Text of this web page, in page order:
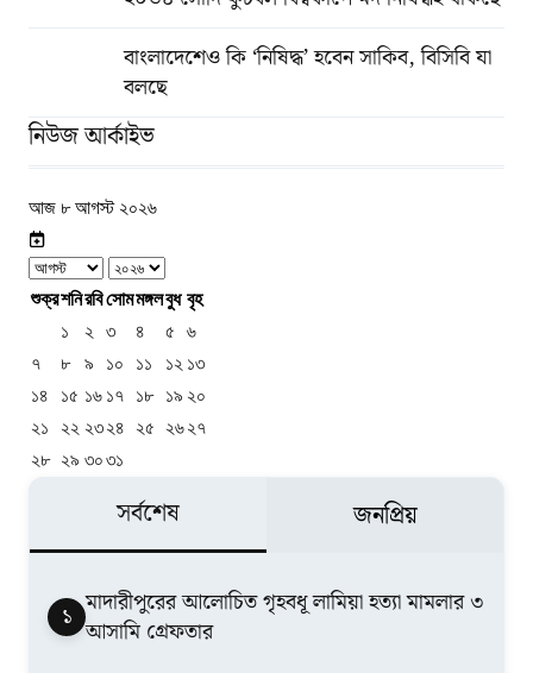
বাংলাদেশেও কি ‘নিষিদ্ধ’ হবেন সাকিব, বিসিবি যা
বলছে
নিউজ আর্কাইভ
আজ ৮ আগস্ট ২০২৬
শুক্রশনিরবিসোমমঙ্গলবুধ বৃহ
১
২ ৩ ৪ ৫
৬
৭
৮ ৯ ১০ ১১ ১২ ১৩
১৪
১৫ ১৬ ১৭ ১৮ ১৯ ২০
২১
২২ ২৩২৪ ২৫ ২৬২৭
২৮ ২৯ ৩০৩১
সর্বশেষ জনপ্রিয়
১ মাদারীপুরের আলোচিত গৃহবধূ লামিয়া হত্যা মামলার ৩
আসামি গ্রেফতার